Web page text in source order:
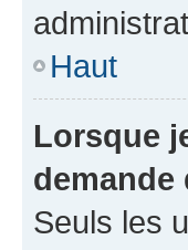
Haut
Lorsque
demande
Seuls les